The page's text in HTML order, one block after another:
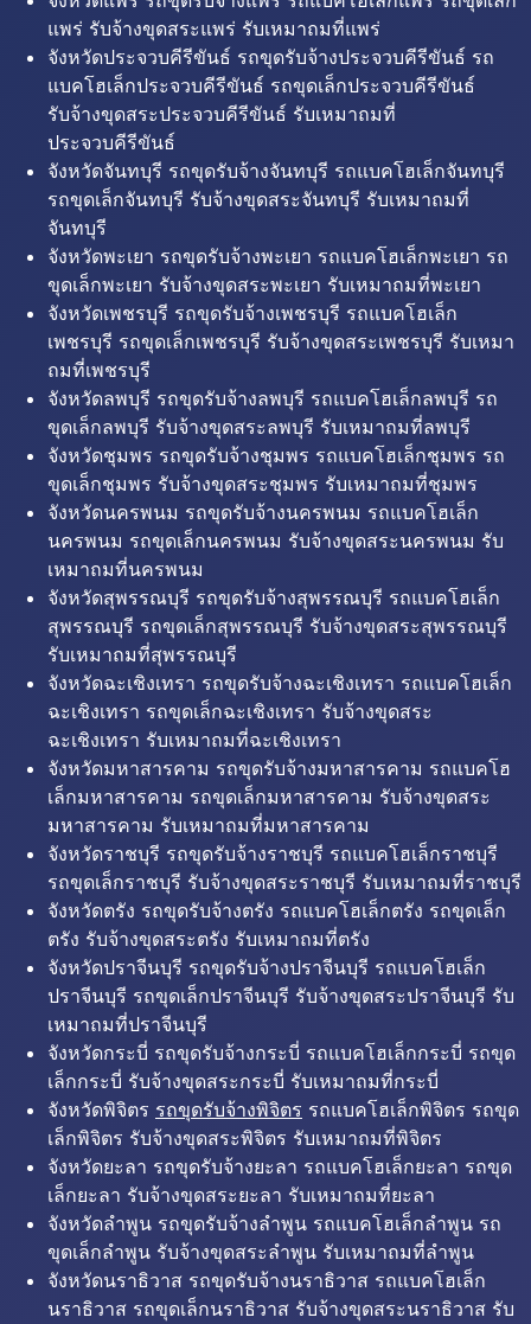
แพร่ รับจ้างขุดสระแพร่ รับเหมาถมที่แพร่
จังหวัดประจวบคีรีขันธ์ รถขุดรับจ้างประจวบคีรีขันธ์ รถ
แบคโฮเล็กประจวบคีรีขันธ์ รถขุดเล็กประจวบคีรีขันธ์
รับจ้างขุดสระประจวบคีรีขันธ์ รับเหมาถมที่
ประจวบคีรีขันธ์
จังหวัดจันทบุรี รถขุดรับจ้างจันทบุรี รถแบคโฮเล็กจันทบุรี
รถขุดเล็กจันทบุรี รับจ้างขุดสระจันทบุรี รับเหมาถมที่
จันทบุรี
จังหวัดพะเยา รถขุดรับจ้างพะเยา รถแบคโฮเล็กพะเยา รถ
ขุดเล็กพะเยา รับจ้างขุดสระพะเยา รับเหมาถมที่พะเยา
จังหวัดเพชรบุรี รถขุดรับจ้างเพชรบุรี รถแบคโฮเล็ก
เพชรบุรี รถขุดเล็กเพชรบุรี รับจ้างขุดสระเพชรบุรี รับเหมา
ถมที่เพชรบุรี
จังหวัดลพบุรี รถขุดรับจ้างลพบุรี รถแบคโฮเล็กลพบุรี รถ
ขุดเล็กลพบุรี รับจ้างขุดสระลพบุรี รับเหมาถมที่ลพบุรี
จังหวัดชุมพร รถขุดรับจ้างชุมพร รถแบคโฮเล็กชุมพร รถ
ขุดเล็กชุมพร รับจ้างขุดสระชุมพร รับเหมาถมที่ชุมพร
จังหวัดนครพนม รถขุดรับจ้างนครพนม รถแบคโฮเล็ก
นครพนม รถขุดเล็กนครพนม รับจ้างขุดสระนครพนม รับ
เหมาถมที่นครพนม
จังหวัดสุพรรณบุรี รถขุดรับจ้างสุพรรณบุรี รถแบคโฮเล็ก
สุพรรณบุรี รถขุดเล็กสุพรรณบุรี รับจ้างขุดสระสุพรรณบุรี
รับเหมาถมที่สุพรรณบุรี
จังหวัดฉะเชิงเทรา รถขุดรับจ้างฉะเชิงเทรา รถแบคโฮเล็ก
ฉะเชิงเทรา รถขุดเล็กฉะเชิงเทรา รับจ้างขุดสระ
ฉะเชิงเทรา รับเหมาถมที่ฉะเชิงเทรา
จังหวัดมหาสารคาม รถขุดรับจ้างมหาสารคาม รถแบคโฮ
เล็กมหาสารคาม รถขุดเล็กมหาสารคาม รับจ้างขุดสระ
มหาสารคาม รับเหมาถมที่มหาสารคาม
จังหวัดราชบุรี รถขุดรับจ้างราชบุรี รถแบคโฮเล็กราชบุรี
รถขุดเล็กราชบุรี รับจ้างขุดสระราชบุรี รับเหมาถมที่ราชบุรี
จังหวัดตรัง รถขุดรับจ้างตรัง รถแบคโฮเล็กตรัง รถขุดเล็ก
ตรัง รับจ้างขุดสระตรัง รับเหมาถมที่ตรัง
จังหวัดปราจีนบุรี รถขุดรับจ้างปราจีนบุรี รถแบคโฮเล็ก
ปราจีนบุรี รถขุดเล็กปราจีนบุรี รับจ้างขุดสระปราจีนบุรี รับ
เหมาถมที่ปราจีนบุรี
จังหวัดกระบี่ รถขุดรับจ้างกระบี่ รถแบคโฮเล็กกระบี่ รถขุด
เล็กกระบี่ รับจ้างขุดสระกระบี่ รับเหมาถมที่กระบี่
จังหวัดพิจิตร รถขุดรับจ้างพิจิตร รถแบคโฮเล็กพิจิตร รถขุด
เล็กพิจิตร รับจ้างขุดสระพิจิตร รับเหมาถมที่พิจิตร
จังหวัดยะลา รถขุดรับจ้างยะลา รถแบคโฮเล็กยะลา รถขุด
เล็กยะลา รับจ้างขุดสระยะลา รับเหมาถมที่ยะลา
จังหวัดลำพูน รถขุดรับจ้างลำพูน รถแบคโฮเล็กลำพูน รถ
ขุดเล็กลำพูน รับจ้างขุดสระลำพูน รับเหมาถมที่ลำพูน
จังหวัดนราธิวาส รถขุดรับจ้างนราธิวาส รถแบคโฮเล็ก
นราธิวาส รถขุดเล็กนราธิวาส รับจ้างขุดสระนราธิวาส รับ